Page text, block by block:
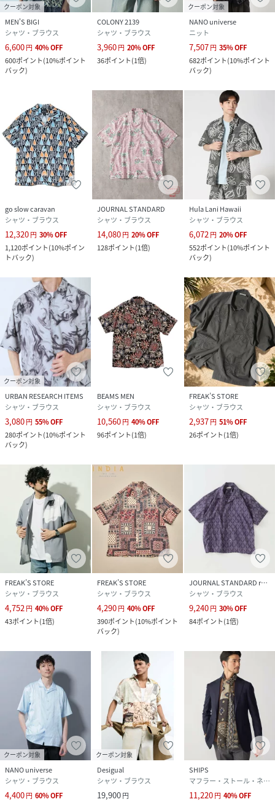
クーポン対象
MEN'S BIGI
シャツ・ブラウス
6,600円 40%OFF
600ポイント(10%ポイント
バック)
COLONY 2139
シャツ・ブラウス
3,960円 20%OFF
36ポイント(1倍)
クーポン対象
NANO universe
ニット
7,507円 35%OFF
682ポイント(10%ポイント
バック)
go slow caravan
シャツ・ブラウス
12,320円 30%OFF
1,120ポイント(10%ポイン
トバック)
JOURNAL STANDARD
シャツ・ブラウス
14,080円 20%OFF
128ポイント(1倍)
Hula Lani Hawaii
シャツ・ブラウス
6,072円 20%OFF
552ポイント(10%ポイント
バック)
クーポン対象
URBAN RESEARCH ITEMS
シャツ・ブラウス
3,080円 55%OFF
280ポイント(10%ポイント
バック)
BEAMS MEN
シャツ・ブラウス
10,560円 40%OFF
96ポイント(1倍)
FREAK’S STORE
シャツ・ブラウス
2,937円 51%OFF
26ポイント(1倍)
FREAK’S STORE
シャツ・ブラウス
4,752円 40%OFF
43ポイント(1倍)
FREAK’S STORE
シャツ・ブラウス
4,290円 40%OFF
390ポイント(10%ポイント
バック)
JOURNAL STANDARD relume
シャツ・ブラウス
9,240円 30%OFF
84ポイント(1倍)
クーポン対象
NANO universe
シャツ・ブラウス
4,400円 60%OFF
クーポン対象
Desigual
シャツ・ブラウス
19,900円
SHIPS
マフラー・ストール・ネックウォーマー
11,220円 40%OFF